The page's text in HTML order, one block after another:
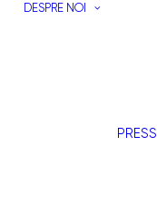
DESPRE NOI
PRESS